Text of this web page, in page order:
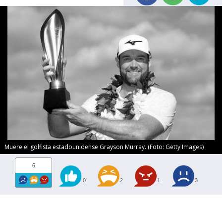
Muere el golfista estadounidense Grayson Murray. (Foto: Getty Images)
6
0 2 1 3